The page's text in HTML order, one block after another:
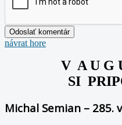
návrat hore
V A U G
SI
Michal Semian – 285.